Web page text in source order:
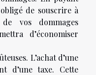
de souscrire à
vos dommages
d’économiser
L’achat d’une
d’une taxe. Cette